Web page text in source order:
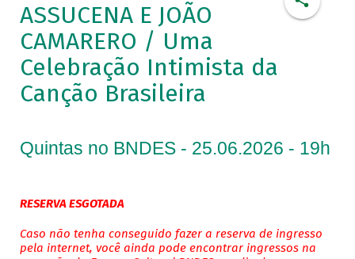
ASSUCENA E JOÃO
CAMARERO / Uma
Celebração Intimista da
Canção Brasileira
Quintas no BNDES - 25.06.2026 - 19h
RESERVA ESGOTADA
Caso não tenha conseguido fazer a reserva de ingresso
pela internet, você ainda pode encontrar ingressos na